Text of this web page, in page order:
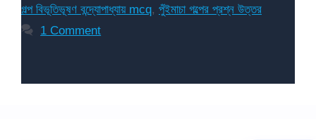
গল্প বিভূতিভূষণ বন্দ্যোপাধ্যায় mcq, পুঁইমাচা গল্পের প্রশ্ন উত্তর
1 Comment